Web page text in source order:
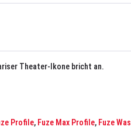
Theater-Ikone bricht an.
Profile, Fuze Max Profile, Fuze